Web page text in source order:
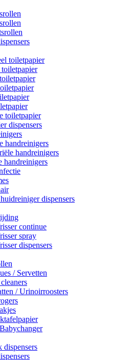
toiletpapier
toiletpapier
dispensers
handreinigers
handreinigers
handreinigers
dispensers
continue
spray
dispensers
/ Servetten
/ Urinoirroosters
dispensers